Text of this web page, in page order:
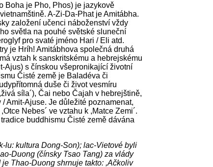
Boha je Pho, Phos) je jazykově
A-Zi-Da-Phat je Amitábha.
založení učenci náboženství vždy
světla na pouhé světské sluneční
pro svaté jméno Hari / Eli atd.
je Hríh! Amitábhova společná druhá
vztah k sanskritskému a hebrejskému
Ajus) s čínskou všepronikající životní
Čisté země je Baladéva či
duše či život vesmíru
síla´), Čai nebo Čajah v hebrejštině,
Amit-Ajuse. Je důležité poznamenat,
Nebes´ ve vztahu k ,Matce Zemi´.
buddhismu Čisté země dávána
lu: kultura Dong-Son); lac-Vietové byli
Duong (čínsky Tsao Tang) za vlády
Thao-Duong shrnuje takto: ,Ačkoliv